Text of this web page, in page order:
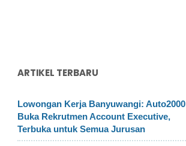
ARTIKEL TERBARU
Lowongan Kerja Banyuwangi: Auto2000
Buka Rekrutmen Account Executive,
Terbuka untuk Semua Jurusan